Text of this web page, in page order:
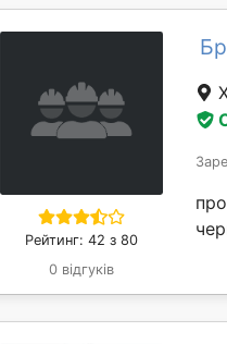
Рейтинг: 42 з 80
0 відгуків